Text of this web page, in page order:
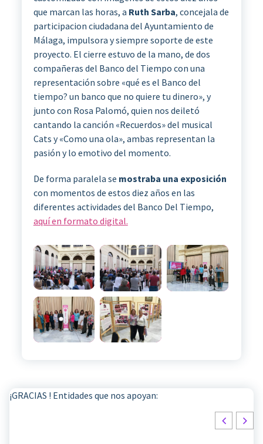
que marcan las horas, a Ruth Sarba, concejala de
participacion ciudadana del Ayuntamiento de
Málaga, impulsora y siempre soporte de este
proyecto. El cierre estuvo de la mano, de dos
compañeras del Banco del Tiempo con una
representación sobre «qué es el Banco del
tiempo? un banco que no quiere tu dinero», y
junto con Rosa Palomó, quien nos deiletó
cantando la canción «Recuerdos» del musical
Cats y «Como una ola», ambas representan la
pasión y lo emotivo del momento.
De forma paralela se mostraba una exposición
con momentos de estos diez años en las
diferentes actividades del Banco Del Tiempo,
aquí en formato digital.
¡GRACIAS ! Entidades que nos apoyan: